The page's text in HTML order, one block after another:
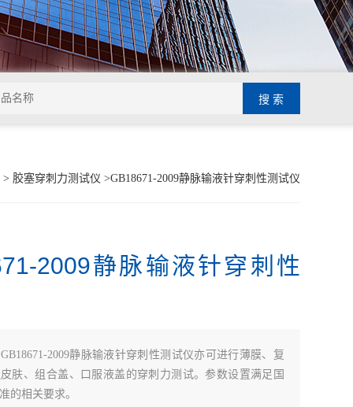
> 胶塞穿刺力测试仪 >GB18671-2009静脉输液针穿刺性测试仪
2009静脉输液针穿刺性
GB18671-2009静脉输液针穿刺性测试仪亦可进行薄膜、复
肤、组合盖、口服液盖的穿刺力测试。参数设置满足国
的相关要求。